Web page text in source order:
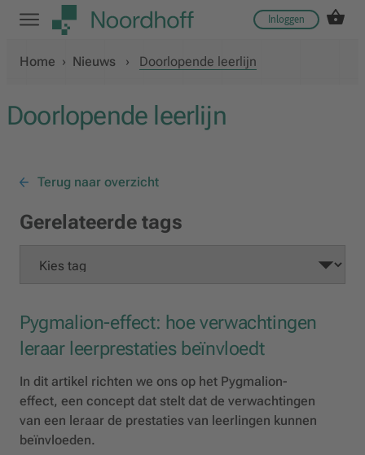
Inloggen
Home › Nieuws › Doorlopende leerlijn
Doorlopende leerlijn
Terug naar overzicht
Gerelateerde tags
Pygmalion-effect: hoe verwachtingen
leraar leerprestaties beïnvloedt
In dit artikel richten we ons op het Pygmalion-
effect, een concept dat stelt dat de verwachtingen
van een leraar de prestaties van leerlingen kunnen
beïnvloeden.